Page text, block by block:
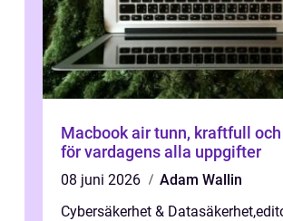
Macbook air tunn, kraftfull och byggd
för vardagens alla uppgifter
08 juni 2026
Adam Wallin
Cybersäkerhet & Datasäkerhet,